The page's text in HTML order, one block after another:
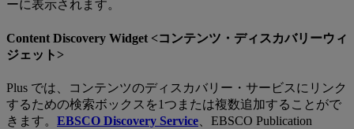
ーに表示されます。
Content Discovery Widget <コンテンツ・ディスカバリーウィ
ジェット>
Plus では、コンテンツのディスカバリー・サービスにリンク
するための検索ボックスを1つまたは複数追加することがで
きます。 EBSCO Discovery Service 、EBSCO Publication